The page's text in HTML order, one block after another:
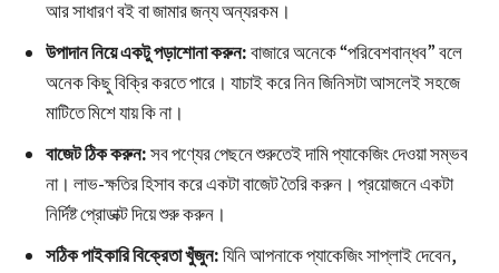
আর সাধারণ বই বা জামার জন্য অন্যরকম।
উপাদান নিয়ে একটু পড়াশোনা করুন:বাজারে অনেকে “পরিবেশবান্ধব” বলে
অনেক কিছু বিক্রি করতে পারে। যাচাই করে নিন জিনিসটা আসলেই সহজে
মাটিতে মিশে যায় কি না।
বাজেট ঠিক করুন:সব পণ্যের পেছনে শুরুতেই দামি প্যাকেজিং দেওয়া সম্ভব
না। লাভ-ক্ষতির হিসাব করে একটা বাজেট তৈরি করুন। প্রয়োজনে একটা
নির্দিষ্ট প্রোডাক্ট দিয়ে শুরু করুন।
সঠিক পাইকারি বিক্রেতা খুঁজুন:যিনি আপনাকে প্যাকেজিং সাপ্লাই দেবেন,